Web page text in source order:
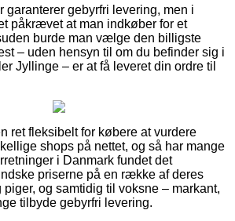
garanterer gebyrfri levering, men i
påkrævet at man indkøber for et
burde man vælge den billigste
– uden hensyn til om du befinder sig i
Jyllinge – er at få leveret din ordre til
ret fleksibelt for købere at vurdere
shops på nettet, og så har mange
i Danmark fundet det
priserne på en række af deres
og samtidig til voksne – markant,
tilbyde gebyrfri levering.